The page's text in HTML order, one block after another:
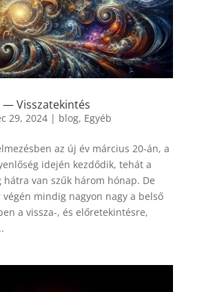
— Visszatekintés
29, 2024| blog, Egyéb
az új év március 20-án, a
idején kezdődik, tehát a
hátra van szűk három hónap. De
mindig nagyon nagy a belső
a vissza-, és előretekintésre,